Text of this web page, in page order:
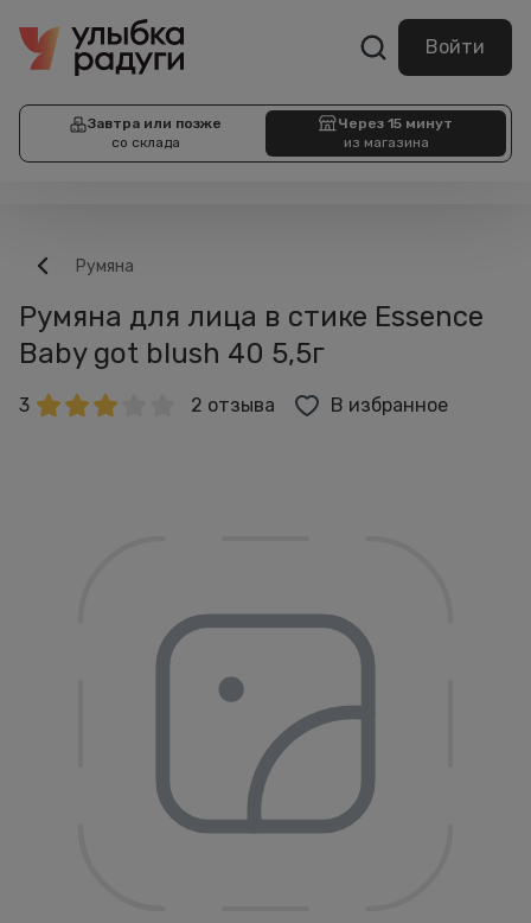
Войти
Завтра или позже
со склада
Через 15 минут
из магазина
Румяна
Румяна для лица в стике Essence
Baby got blush 40 5,5г
3 2 отзыва В избранное